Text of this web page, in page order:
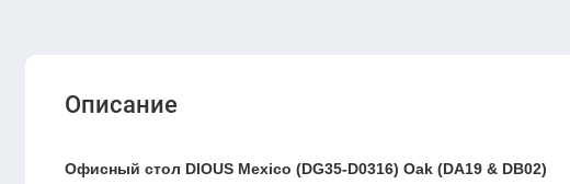
Описание
Офисный стол DIOUS Mexico (DG35-D0316) Oak (DA19 & DB02)